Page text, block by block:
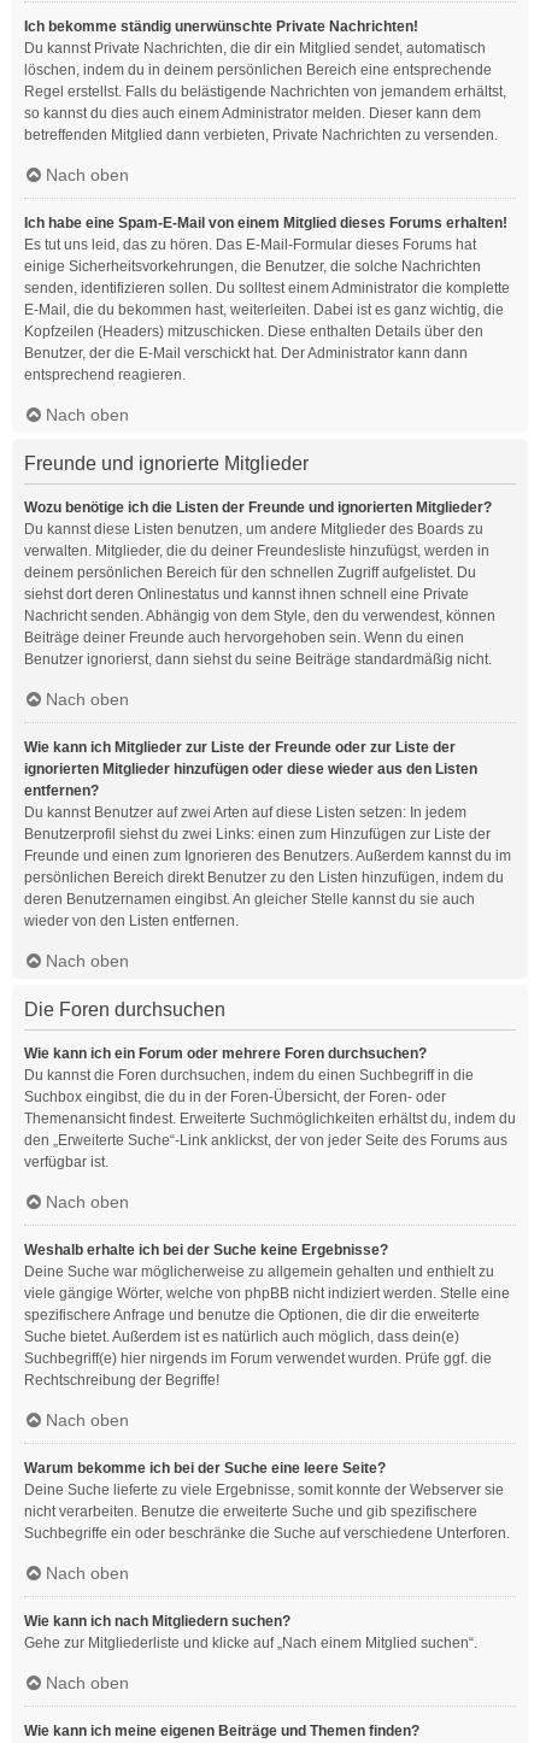
Ich bekomme ständig unerwünschte Private Nachrichten!
Du kannst Private Nachrichten, die dir ein Mitglied sendet, automatisch
löschen, indem du in deinem persönlichen Bereich eine entsprechende
Regel erstellst. Falls du belästigende Nachrichten von jemandem erhältst,
so kannst du dies auch einem Administrator melden. Dieser kann dem
betreffenden Mitglied dann verbieten, Private Nachrichten zu versenden.
Nach oben
Ich habe eine Spam-E-Mail von einem Mitglied dieses Forums erhalten!
Es tut uns leid, das zu hören. Das E-Mail-Formular dieses Forums hat
einige Sicherheitsvorkehrungen, die Benutzer, die solche Nachrichten
senden, identifizieren sollen. Du solltest einem Administrator die komplette
E-Mail, die du bekommen hast, weiterleiten. Dabei ist es ganz wichtig, die
Kopfzeilen (Headers) mitzuschicken. Diese enthalten Details über den
Benutzer, der die E-Mail verschickt hat. Der Administrator kann dann
entsprechend reagieren.
Nach oben
Freunde und ignorierte Mitglieder
Wozu benötige ich die Listen der Freunde und ignorierten Mitglieder?
Du kannst diese Listen benutzen, um andere Mitglieder des Boards zu
verwalten. Mitglieder, die du deiner Freundesliste hinzufügst, werden in
deinem persönlichen Bereich für den schnellen Zugriff aufgelistet. Du
siehst dort deren Onlinestatus und kannst ihnen schnell eine Private
Nachricht senden. Abhängig von dem Style, den du verwendest, können
Beiträge deiner Freunde auch hervorgehoben sein. Wenn du einen
Benutzer ignorierst, dann siehst du seine Beiträge standardmäßig nicht.
Nach oben
Wie kann ich Mitglieder zur Liste der Freunde oder zur Liste der
ignorierten Mitglieder hinzufügen oder diese wieder aus den Listen
entfernen?
Du kannst Benutzer auf zwei Arten auf diese Listen setzen: In jedem
Benutzerprofil siehst du zwei Links: einen zum Hinzufügen zur Liste der
Freunde und einen zum Ignorieren des Benutzers. Außerdem kannst du im
persönlichen Bereich direkt Benutzer zu den Listen hinzufügen, indem du
deren Benutzernamen eingibst. An gleicher Stelle kannst du sie auch
wieder von den Listen entfernen.
Nach oben
Die Foren durchsuchen
Wie kann ich ein Forum oder mehrere Foren durchsuchen?
Du kannst die Foren durchsuchen, indem du einen Suchbegriff in die
Suchbox eingibst, die du in der Foren-Übersicht, der Foren- oder
Themenansicht findest. Erweiterte Suchmöglichkeiten erhältst du, indem du
den „Erweiterte Suche“-Link anklickst, der von jeder Seite des Forums aus
verfügbar ist.
Nach oben
Weshalb erhalte ich bei der Suche keine Ergebnisse?
Deine Suche war möglicherweise zu allgemein gehalten und enthielt zu
viele gängige Wörter, welche von phpBB nicht indiziert werden. Stelle eine
spezifischere Anfrage und benutze die Optionen, die dir die erweiterte
Suche bietet. Außerdem ist es natürlich auch möglich, dass dein(e)
Suchbegriff(e) hier nirgends im Forum verwendet wurden. Prüfe ggf. die
Rechtschreibung der Begriffe!
Nach oben
Warum bekomme ich bei der Suche eine leere Seite?
Deine Suche lieferte zu viele Ergebnisse, somit konnte der Webserver sie
nicht verarbeiten. Benutze die erweiterte Suche und gib spezifischere
Suchbegriffe ein oder beschränke die Suche auf verschiedene Unterforen.
Nach oben
Wie kann ich nach Mitgliedern suchen?
Gehe zur Mitgliederliste und klicke auf „Nach einem Mitglied suchen“.
Nach oben
Wie kann ich meine eigenen Beiträge und Themen finden?